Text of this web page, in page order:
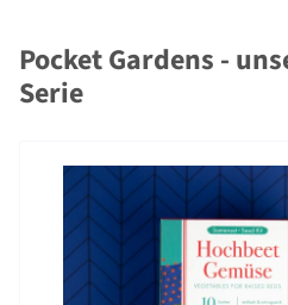
Pocket Gardens -
Serie